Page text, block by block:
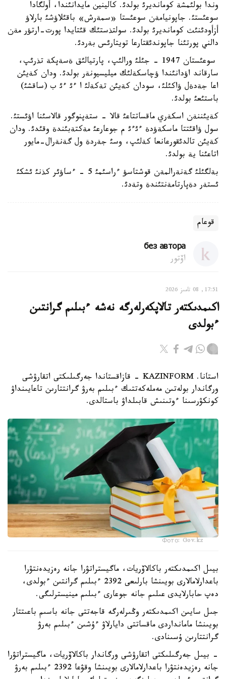
وندا بولئمشة كومانديرئ بولدئ. كالينين مايدانئندا، أولگادا
سوعئستئ. جاپونيامةن سوعئستا «سمةرش» باقئلاؤشئ بارلاؤ
أزأودئنئث كومانديرئ بولدئ. سولتذستئك قئتايدا پورت-ارتؤر مةن
دالني پورتئنا جاپوندئقتارعا تويتارئس بةردئ.
سوعئستان 1947 - جئلئ ورالئپ، پارتيالئق ةسةپكة تذرئپ،
سارقاند اؤدانئندا ؤچاسكةلئك ميليسيونةر بولدئ. ودان كةيئن
اعا جةدةل ؤاكئلئ، سودان كةيئن تةكةلئ ا ءئ ءئ ب (ساقشئ)
باستئعئ بولدئ.
كةيئننةن اسكةري ماقساتتاعئ قالا - ستةپنوگور قالاسئنا اؤئستئ.
سول ؤاقئتتا ماسكةؤدة ءئءئ م جوعارعئ مةكتةبئندة وقئدئ. ودان
كةيئن تالدئقورعانعا كةلئپ، وسئ جةردة ول گةنةرال-مايور
اتاعئنا ية بولدئ.
بةلگئلئ گةنةرالمةن قوشتاسؤ ءراسئمئ 5 - ءساؤئر كذنئ ئشكئ
ئستةر دةپارتامةنتئندة وتةدئ.
قوعام
без автора
اۆتور
17:51, 08 تامىز 2026
اكىمدىكتەر تالاپكەرلەرگە نەشە ءبىلىم گرانتىن
ءبولدى
استانا. KAZINFORM - قازاقستاندا جەرگىلىكتى اتقارۋشى
ورگاندار بولەتىن مەملەكەتتىك ءبىلىم بەرۋ گرانتتارىن تاعايىنداۋ
كونكۋرسىنا ءوتىنىش قابىلداۋ باستالدى.
Фото: Gov.kz
بيىل اكىمدىكتەر باكالاۆريات، ماگيستراتۋرا جانە رەزيدەنتۋرا
باعدارلامالارى بويىنشا بارلىعى 2392 ءبىلىم گرانتىن ءبولدى،
دەپ حابارلايدى عىلىم جانە جوعارى ءبىلىم مينيسترلىگى.
جىل سايىن اكىمدىكتەر وڭىرلەرگە قاجەتتى جانە باسىم باعىتتار
بويىنشا مامانداردى ماقساتتى دايارلاۋ ءۇشىن ءبىلىم بەرۋ
گرانتتارىن ۇسىنادى.
- بيىل جەرگىلىكتى اتقارۋشى ورگاندار باكالاۆريات، ماگيستراتۋرا
جانە رەزيدەنتۋرا باعدارلامالارى بويىنشا وقۋعا 2392 ءبىلىم بەرۋ